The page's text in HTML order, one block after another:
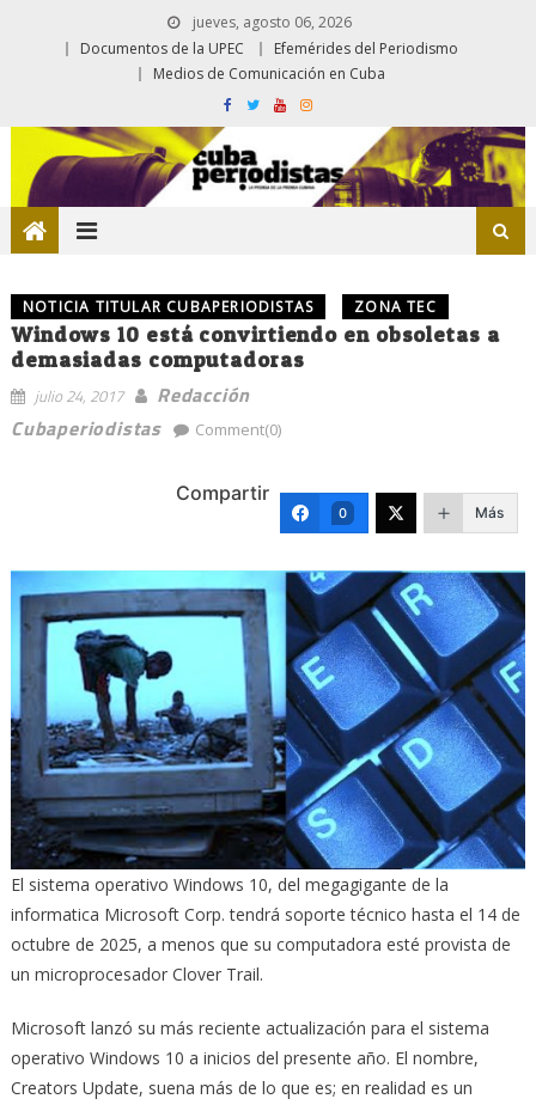
jueves, agosto 06, 2026
Documentos de la UPEC
Efemérides del Periodismo
Medios de Comunicación en Cuba
NOTICIA TITULAR CUBAPERIODISTAS ZONA TEC
Windows 10 está convirtiendo en obsoletas a
demasiadas computadoras
julio 24, 2017
Redacción
Cubaperiodistas
Comment(0)
Compartir
0 Más
El sistema operativo Windows 10, del megagigante de la
informatica Microsoft Corp. tendrá soporte técnico hasta el 14 de
octubre de 2025, a menos que su computadora esté provista de
un microprocesador Clover Trail.
Microsoft lanzó su más reciente actualización para el sistema
operativo Windows 10 a inicios del presente año. El nombre,
Creators Update, suena más de lo que es; en realidad es un